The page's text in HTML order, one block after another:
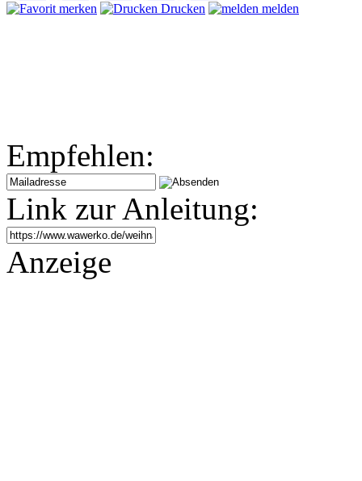
merken Drucken melden
Empfehlen:
Link zur Anleitung:
Anzeige